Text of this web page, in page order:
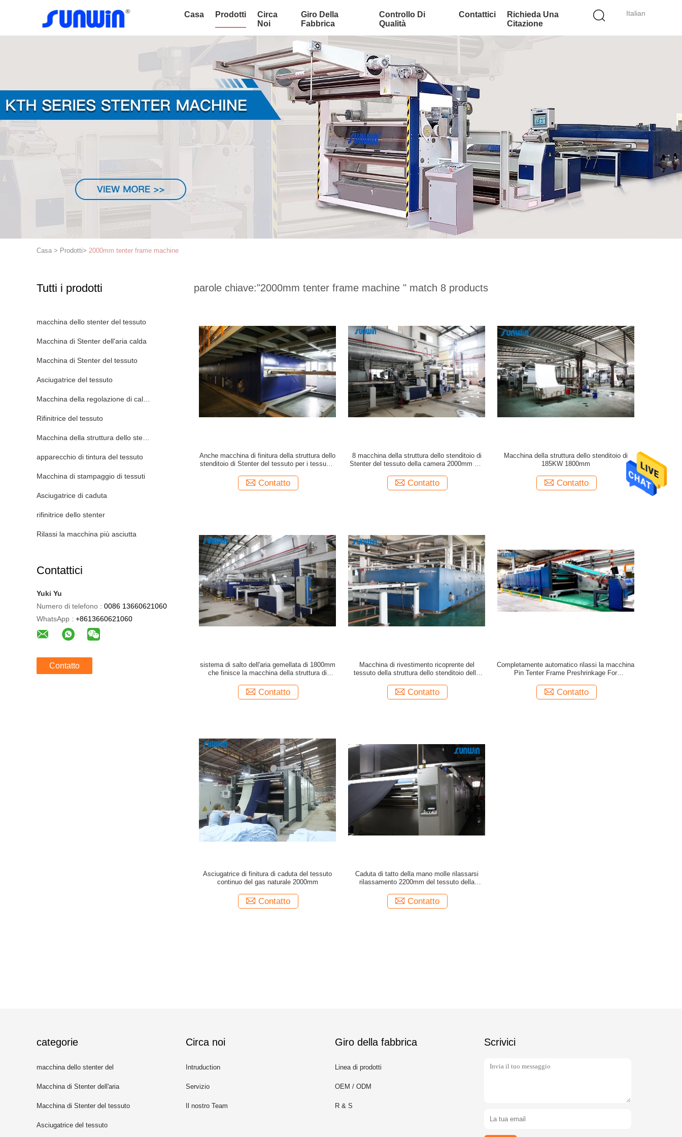
Italian
Casa Prodotti
Circa
Noi
Giro Della
Fabbrica
Controllo Di
Qualità
Contattici
Richieda Una
Citazione
Casa > Prodotti> 2000mm tenter frame machine
Tutti i prodotti
macchina dello stenter del tessuto
Macchina di Stenter dell'aria calda
Macchina di Stenter del tessuto
Asciugatrice del tessuto
Macchina della regolazione di calore del tessuto
Rifinitrice del tessuto
Macchina della struttura dello stenditoio
apparecchio di tintura del tessuto
Macchina di stampaggio di tessuti
Asciugatrice di caduta
rifinitrice dello stenter
Rilassi la macchina più asciutta
Contattici
Yuki Yu
Numero di telefono : 0086 13660621060
WhatsApp : +8613660621060
Contatto
parole chiave:"2000mm tenter frame machine " match 8 products
Anche macchina di finitura della struttura dello
stenditoio di Stenter del tessuto per i tessuti a
Contatto
8 macchina della struttura dello stenditoio di
Stenter del tessuto della camera 2000mm per
Contatto
Macchina della struttura dello stenditoio di
185KW 1800mm
Contatto
sistema di salto dell'aria gemellata di 1800mm
che finisce la macchina della struttura di
Contatto
Macchina di rivestimento ricoprente del
tessuto della struttura dello stenditoio della
50HZ
Contatto
Completamente automatico rilassi la macchina
Pin Tenter Frame Preshrinkage For
Contatto
Asciugatrice di finitura di caduta del tessuto
continuo del gas naturale 2000mm
Contatto
Caduta di tatto della mano molle rilassarsi
rilassamento 2200mm del tessuto della
Contatto
categorie
macchina dello stenter del
tessuto
Macchina di Stenter dell'aria
calda
Macchina di Stenter del tessuto
Asciugatrice del tessuto
Circa noi
Intruduction
Servizio
Il nostro Team
Giro della fabbrica
Linea di prodotti
OEM / ODM
R & S
Scrivici